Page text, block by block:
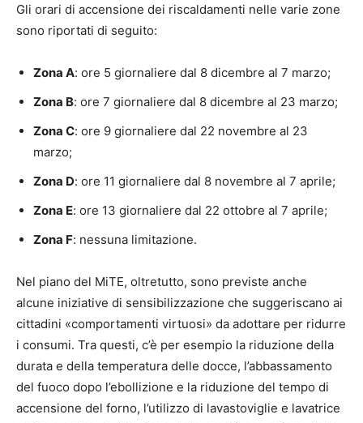
Gli orari di accensione dei riscaldamenti nelle varie zone
sono riportati di seguito:
Zona A: ore 5 giornaliere dal 8 dicembre al 7 marzo;
Zona B: ore 7 giornaliere dal 8 dicembre al 23 marzo;
Zona C: ore 9 giornaliere dal 22 novembre al 23
marzo;
Zona D: ore 11 giornaliere dal 8 novembre al 7 aprile;
Zona E: ore 13 giornaliere dal 22 ottobre al 7 aprile;
Zona F: nessuna limitazione.
Nel piano del MiTE, oltretutto, sono previste anche
alcune iniziative di sensibilizzazione che suggeriscano ai
cittadini «comportamenti virtuosi» da adottare per ridurre
i consumi. Tra questi, c’è per esempio la riduzione della
durata e della temperatura delle docce, l’abbassamento
del fuoco dopo l’ebollizione e la riduzione del tempo di
accensione del forno, l’utilizzo di lavastoviglie e lavatrice